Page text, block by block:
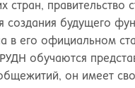
Новгород
Нижний Тагил
стран, правительство
создания будущего
в его официальном
обучаются
он имеет